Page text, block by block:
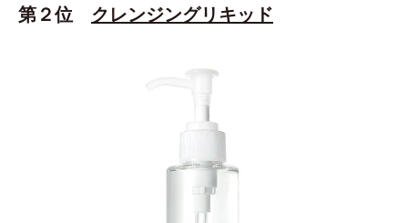
第２位 クレンジングリキッド